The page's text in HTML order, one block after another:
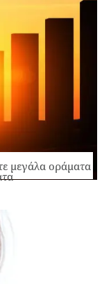
μεγάλα οράματα